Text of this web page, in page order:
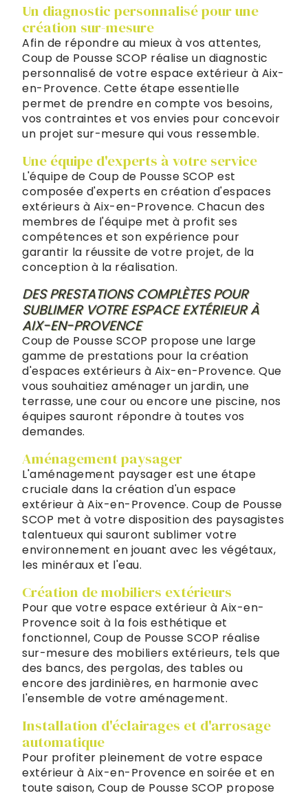
Un diagnostic personnalisé pour une
création sur-mesure
Afin de répondre au mieux à vos attentes,
Coup de Pousse SCOP réalise un diagnostic
personnalisé de votre espace extérieur à Aix-
en-Provence. Cette étape essentielle
permet de prendre en compte vos besoins,
vos contraintes et vos envies pour concevoir
un projet sur-mesure qui vous ressemble.
Une équipe d'experts à votre service
L'équipe de Coup de Pousse SCOP est
composée d'experts en création d'espaces
extérieurs à Aix-en-Provence. Chacun des
membres de l'équipe met à profit ses
compétences et son expérience pour
garantir la réussite de votre projet, de la
conception à la réalisation.
DES PRESTATIONS COMPLÈTES POUR
SUBLIMER VOTRE ESPACE EXTÉRIEUR À
AIX-EN-PROVENCE
Coup de Pousse SCOP propose une large
gamme de prestations pour la création
d'espaces extérieurs à Aix-en-Provence. Que
vous souhaitiez aménager un jardin, une
terrasse, une cour ou encore une piscine, nos
équipes sauront répondre à toutes vos
demandes.
Aménagement paysager
L'aménagement paysager est une étape
cruciale dans la création d'un espace
extérieur à Aix-en-Provence. Coup de Pousse
SCOP met à votre disposition des paysagistes
talentueux qui sauront sublimer votre
environnement en jouant avec les végétaux,
les minéraux et l'eau.
Création de mobiliers extérieurs
Pour que votre espace extérieur à Aix-en-
Provence soit à la fois esthétique et
fonctionnel, Coup de Pousse SCOP réalise
sur-mesure des mobiliers extérieurs, tels que
des bancs, des pergolas, des tables ou
encore des jardinières, en harmonie avec
l'ensemble de votre aménagement.
Installation d'éclairages et d'arrosage
automatique
Pour profiter pleinement de votre espace
extérieur à Aix-en-Provence en soirée et en
toute saison, Coup de Pousse SCOP propose